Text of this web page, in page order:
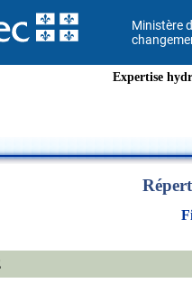
Ministère
Expertise